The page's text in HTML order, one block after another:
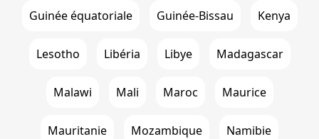
Guinée équatoriale Guinée-Bissau Kenya
Lesotho Libéria Libye Madagascar
Malawi Mali Maroc Maurice
Mauritanie Mozambique Namibie